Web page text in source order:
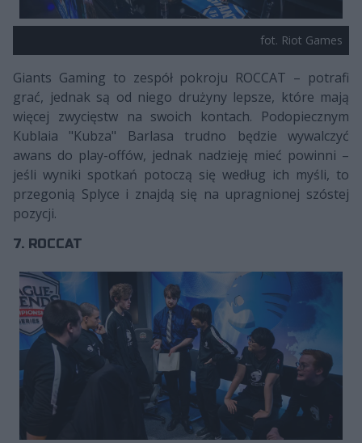
fot. Riot Games
Giants Gaming to zespół pokroju ROCCAT – potrafi
grać, jednak są od niego drużyny lepsze, które mają
więcej zwycięstw na swoich kontach. Podopiecznym
Kublaia "Kubza" Barlasa trudno będzie wywalczyć
awans do play-offów, jednak nadzieję mieć powinni –
jeśli wyniki spotkań potoczą się według ich myśli, to
przegonią Splyce i znajdą się na upragnionej szóstej
pozycji.
7. ROCCAT